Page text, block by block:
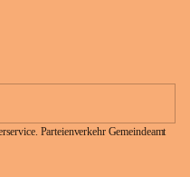
Parteienverkehr Gemeindeamt